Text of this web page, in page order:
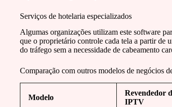
Serviços de hotelaria especializados
Algumas organizações utilizam este software
que o proprietário controle cada tela a partir de
do tráfego sem a necessidade de cabeamento
Comparação com outros modelos de negócios
Modelo
Revendedor
IPTV